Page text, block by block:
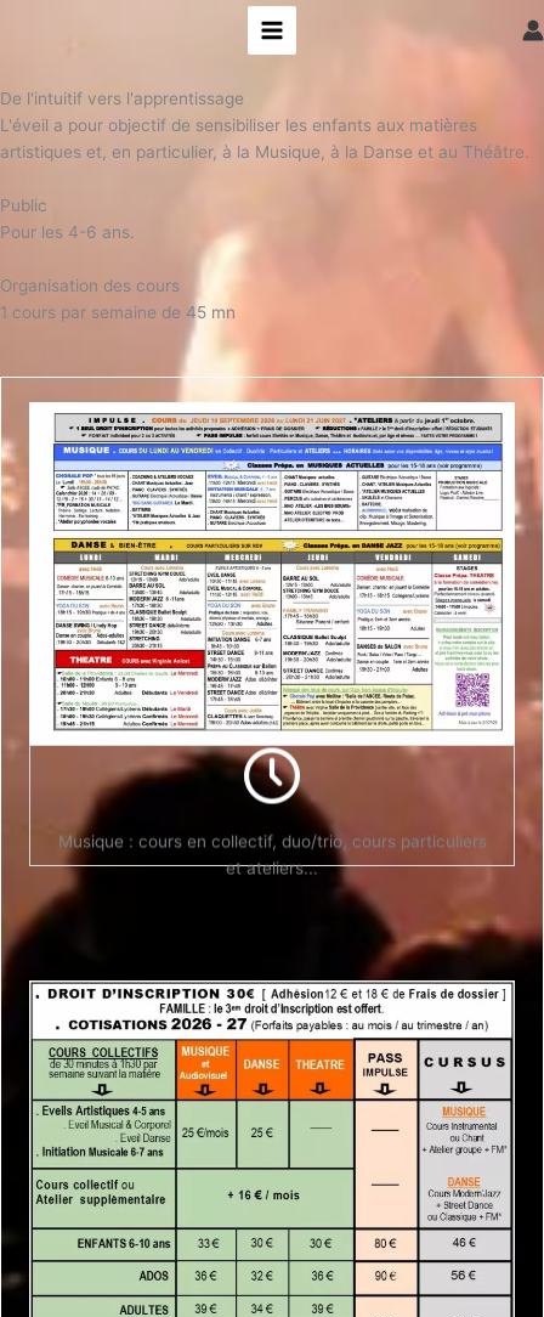
De l'intuitif vers l'apprentissage
L'éveil a pour objectif de sensibiliser les enfants aux matières
artistiques et, en particulier, à la Musique, à la Danse et au Théâtre.
Public
Pour les 4-6 ans.
Organisation des cours
1 cours par semaine de 45 mn
Musique : cours en collectif, duo/trio, cours particuliers
et ateliers...
Jours et horaires fixés en fonction de vos disponibilités,
âge, niveau et style musical.
Infos Inscriptions
Infos inscriptions